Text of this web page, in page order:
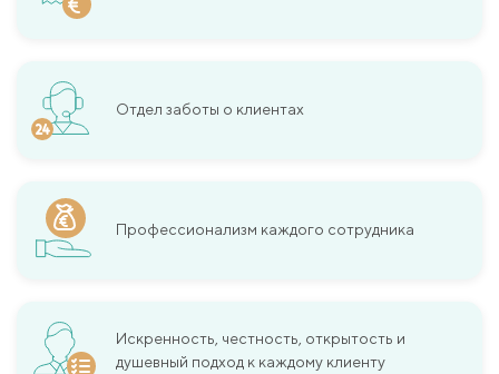
Отдел заботы о клиентах
Профессионализм каждого сотрудника
Искренность, честность, открытость и
душевный подход к каждому клиенту